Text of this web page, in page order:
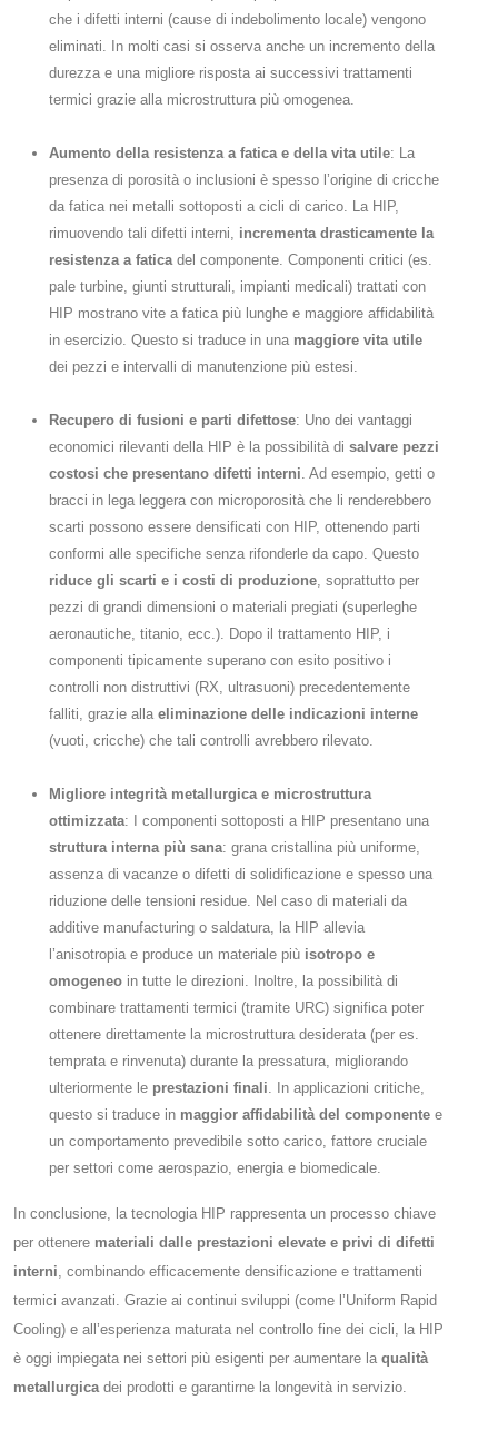
che i difetti interni (cause di indebolimento locale) vengono
eliminati​. In molti casi si osserva anche un incremento della
durezza e una migliore risposta ai successivi trattamenti
termici grazie alla microstruttura più omogenea.
Aumento della resistenza a fatica e della vita utile: La
presenza di porosità o inclusioni è spesso l’origine di cricche
da fatica nei metalli sottoposti a cicli di carico. La HIP,
rimuovendo tali difetti interni, incrementa drasticamente la
resistenza a faticadel componente. Componenti critici (es.
pale turbine, giunti strutturali, impianti medicali) trattati con
HIP mostrano vite a fatica più lunghe e maggiore affidabilità
in esercizio. Questo si traduce in una maggiore vita utile
dei pezzi e intervalli di manutenzione più estesi.
Recupero di fusioni e parti difettose: Uno dei vantaggi
economici rilevanti della HIP è la possibilità di salvare pezzi
costosi che presentano difetti interni. Ad esempio, getti o
bracci in lega leggera con microporosità che li renderebbero
scarti possono essere densificati con HIP, ottenendo parti
conformi alle specifiche senza rifonderle da capo. Questo
riduce gli scarti e i costi di produzione, soprattutto per
pezzi di grandi dimensioni o materiali pregiati (superleghe
aeronautiche, titanio, ecc.). Dopo il trattamento HIP, i
componenti tipicamente superano con esito positivo i
controlli non distruttivi (RX, ultrasuoni) precedentemente
falliti, grazie alla eliminazione delle indicazioni interne
(vuoti, cricche) che tali controlli avrebbero rilevato.
Migliore integrità metallurgica e microstruttura
ottimizzata: I componenti sottoposti a HIP presentano una
struttura interna più sana: grana cristallina più uniforme,
assenza di vacanze o difetti di solidificazione e spesso una
riduzione delle tensioni residue. Nel caso di materiali da
additive manufacturing o saldatura, la HIP allevia
l’anisotropia e produce un materiale più isotropo e
omogeneo in tutte le direzioni​. Inoltre, la possibilità di
combinare trattamenti termici (tramite URC) significa poter
ottenere direttamente la microstruttura desiderata (per es.
temprata e rinvenuta) durante la pressatura, migliorando
ulteriormente le prestazioni finali. In applicazioni critiche,
questo si traduce in maggior affidabilità del componente e
un comportamento prevedibile sotto carico, fattore cruciale
per settori come aerospazio, energia e biomedicale.
In conclusione, la tecnologia HIP rappresenta un processo chiave
per ottenere materiali dalle prestazioni elevate e privi di difetti
interni, combinando efficacemente densificazione e trattamenti
termici avanzati. Grazie ai continui sviluppi (come l’Uniform Rapid
Cooling) e all’esperienza maturata nel controllo fine dei cicli, la HIP
è oggi impiegata nei settori più esigenti per aumentare la qualità
metallurgicadei prodotti e garantirne la longevità in servizio​.